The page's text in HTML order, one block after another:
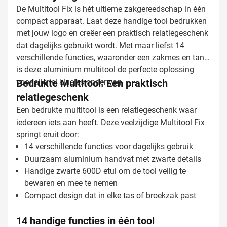
De Multitool Fix is hét ultieme zakgereedschap in één
compact apparaat. Laat deze handige tool bedrukken
met jouw logo en creëer een praktisch relatiegeschenk
dat dagelijks gebruikt wordt. Met maar liefst 14
verschillende functies, waaronder een zakmes en tang,
is deze aluminium multitool de perfecte oplossing
voor allerlei klusjes onderweg.
Bedrukte Multitool: Een praktisch
relatiegeschenk
Een bedrukte multitool is een relatiegeschenk waar
iedereen iets aan heeft. Deze veelzijdige Multitool Fix
springt eruit door:
14 verschillende functies voor dagelijks gebruik
Duurzaam aluminium handvat met zwarte details
Handige zwarte 600D etui om de tool veilig te
bewaren en mee te nemen
Compact design dat in elke tas of broekzak past
14 handige functies in één tool